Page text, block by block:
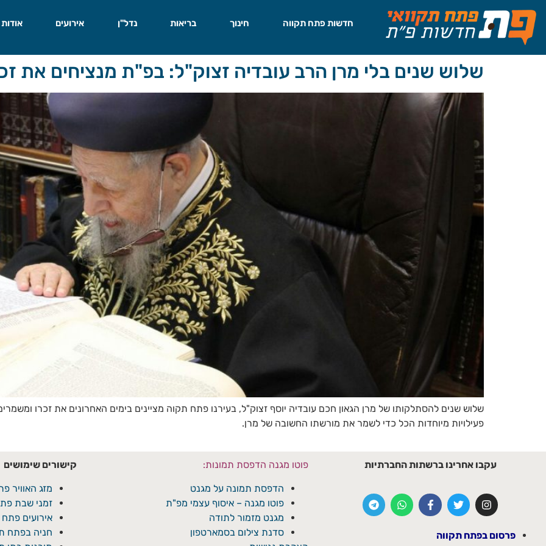
לתוכן
חדשות פתח תקווה חינוך בריאות נדל"ן אירועים אודות
שלוש שנים בלי מרן הרב עובדיה זצוק"ל: בפ"ת מנציחים את
שלוש שנים להסתלקותו של מרן הגאון חכם עובדיה יוסף זצוק"ל, בעירנו פתח תקוה מציינים בימים האחרונים את זכרו
פעילויות מיוחדות הכל כדי לשמר את מורשתו החשובה של מרן.
עקבו אחרינו ברשתות החברתיות
פרסום בפתח תקווה
פוטו מגנה הדפסת תמונות:
הדפסת תמונה על מגנט
פוטו מגנה – איסוף עצמי מפ"ת
מגנט מזמור לתודה
סדנת צילום בסמארטפון
קישורים שימושים
מזג האוויר
זמני שבת
אירועים
חניה בפתח